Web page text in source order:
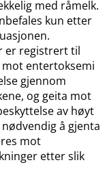
med råmelk.
kun etter
er registrert til
mot entertoksemi
gjennom
og geita mot
av høyt
å gjenta
mot
etter slik